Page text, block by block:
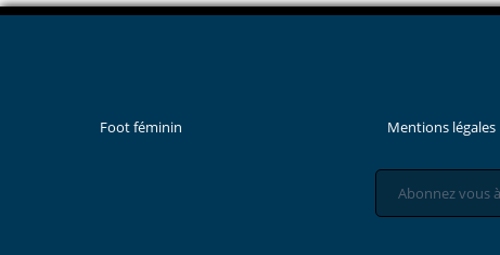
Foot féminin Mentions légales